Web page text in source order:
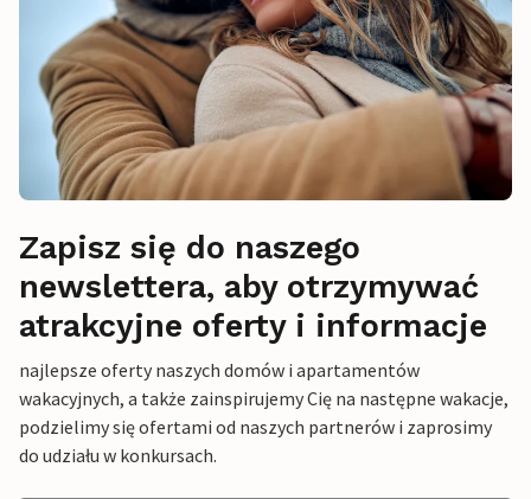
Zapisz się do naszego
newslettera, aby otrzymywać
atrakcyjne oferty i informacje
najlepsze oferty naszych domów i apartamentów
wakacyjnych, a także zainspirujemy Cię na następne wakacje,
podzielimy się ofertami od naszych partnerów i zaprosimy
do udziału w konkursach.